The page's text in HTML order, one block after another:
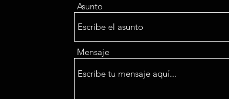
Asunto
Mensaje